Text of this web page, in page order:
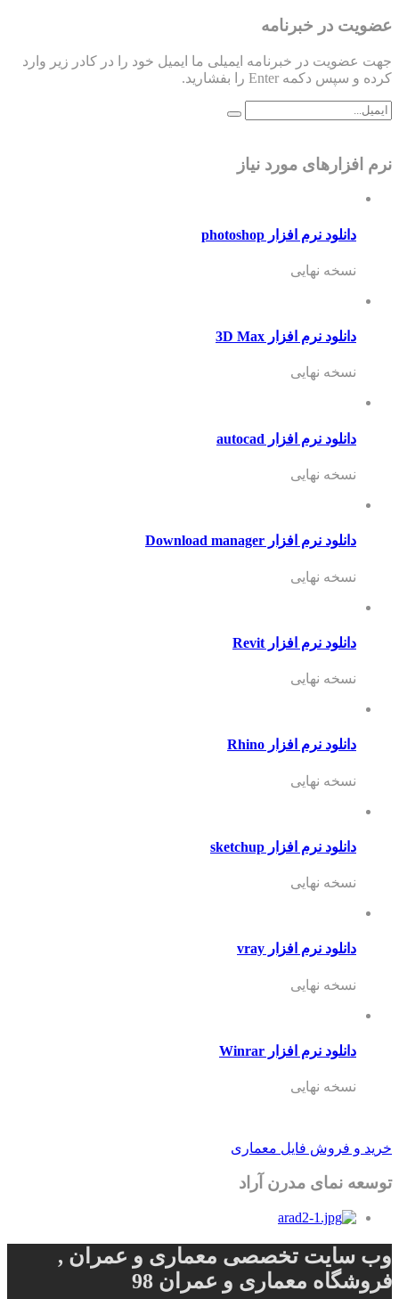
عضویت در خبرنامه
جهت عضویت در خبرنامه ایمیلی ما ایمیل خود را در کادر زیر وارد
کرده و سپس دکمه Enter را بفشارید.
نرم افزارهای مورد نیاز
دانلود نرم افزار photoshop
نسخه نهایی
دانلود نرم افزار 3D Max
نسخه نهایی
دانلود نرم افزار autocad
نسخه نهایی
دانلود نرم افزار Download manager
نسخه نهایی
دانلود نرم افزار Revit
نسخه نهایی
دانلود نرم افزار Rhino
نسخه نهایی
دانلود نرم افزار sketchup
نسخه نهایی
دانلود نرم افزار vray
نسخه نهایی
دانلود نرم افزار Winrar
نسخه نهایی
خرید و فروش فایل معماری
توسعه نمای مدرن آراد
وب سایت تخصصی معماری و عمران ,
فروشگاه معماری و عمران 98